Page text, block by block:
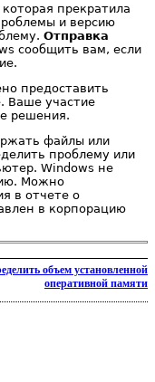
прекратила
и версию
Отправка
сообщить вам, если
предоставить
Ваше участие
решения.
файлы или
проблему или
Windows не
Можно
в отчете о
в корпорацию
объем установленной
оперативной памяти